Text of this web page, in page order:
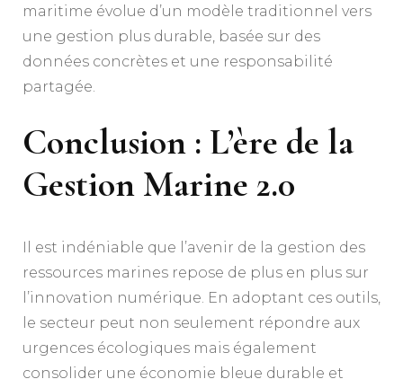
maritime évolue d’un modèle traditionnel vers
une gestion plus durable, basée sur des
données concrètes et une responsabilité
partagée.
Conclusion : L’ère de la
Gestion Marine 2.0
Il est indéniable que l’avenir de la gestion des
ressources marines repose de plus en plus sur
l’innovation numérique. En adoptant ces outils,
le secteur peut non seulement répondre aux
urgences écologiques mais également
consolider une économie bleue durable et